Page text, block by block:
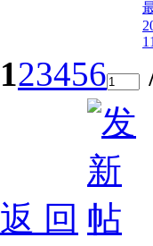
123456
返 回